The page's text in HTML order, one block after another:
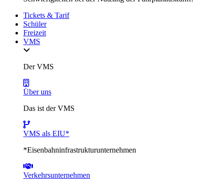
Tickets & Tarif
Schüler
Freizeit
VMS
Der VMS
Über uns
Das ist der VMS
VMS als EIU*
*Eisenbahninfrastrukturunternehmen
Verkehrsunternehmen